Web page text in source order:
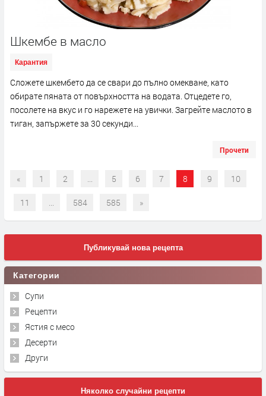
Шкембе в масло
Карантия
Сложете шкембето да се свари до пълно омекване, като
обирате пяната от повърхността на водата. Отцедете го,
посолете на вкус и го нарежете на увички. Загрейте маслото в
тиган, запържете за 30 секунди...
Прочети
« 1 2 ... 5 6 7 8 9 10
11 ... 584 585 »
Публикувай нова рецепта
Категории
Супи
Рецепти
Ястия с месо
Десерти
Други
Няколко случайни рецепти